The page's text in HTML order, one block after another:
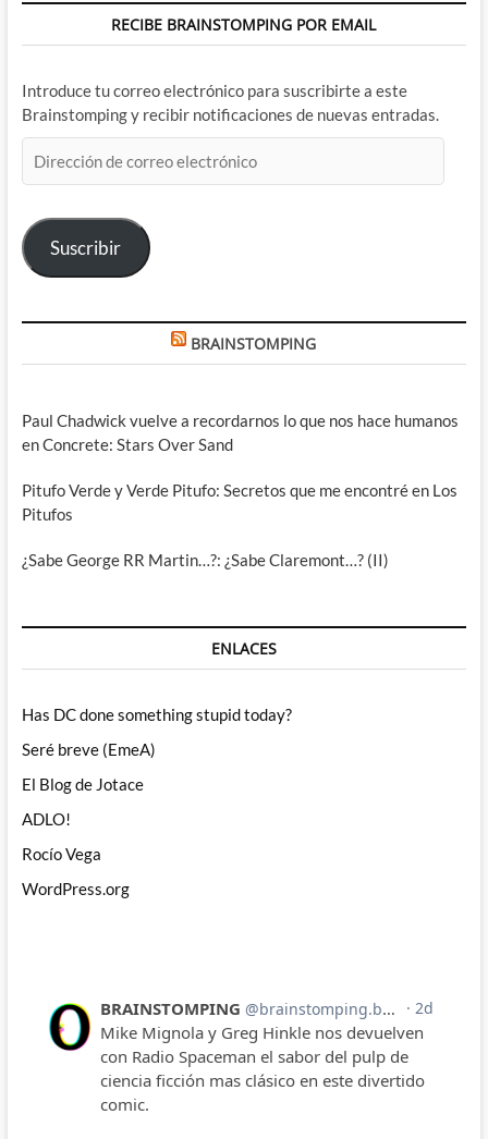
RECIBE BRAINSTOMPING POR EMAIL
Introduce tu correo electrónico para suscribirte a este
Brainstomping y recibir notificaciones de nuevas entradas.
de
electrónico
Suscribir
BRAINSTOMPING
Paul Chadwick vuelve a recordarnos lo que nos hace humanos
en Concrete: Stars Over Sand
Pitufo Verde y Verde Pitufo: Secretos que me encontré en Los
Pitufos
¿Sabe George RR Martin…?: ¿Sabe Claremont…? (II)
ENLACES
Has DC done something stupid today?
Seré breve (EmeA)
El Blog de Jotace
ADLO!
Rocío Vega
WordPress.org